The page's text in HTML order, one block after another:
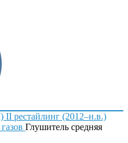
II рестайлинг (2012–н.в.)
Глушитель средняя